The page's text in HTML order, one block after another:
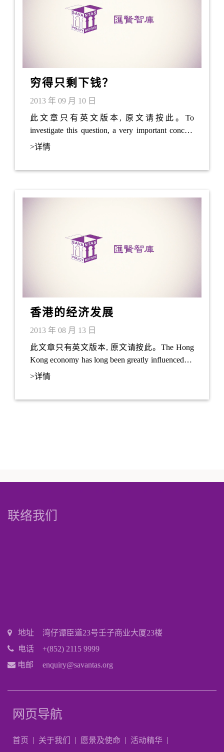
穷得只剩下钱？
2013 年 09 月 10 日
此文章只有英文版本, 原文请按此。To
investigate this question, a very important concept
has to be introduced: Money is a tradable good, of
>详情
香港的经济发展
2013 年 08 月 13 日
此文章只有英文版本, 原文请按此。The Hong
Kong economy has long been greatly influenced by
external factors .Hong Kong was a manufacturing
>详情
联络我们
地址
湾仔谭臣道23号壬子商业大厦23楼
电话
+(852) 2115 9999
电邮
enquiry@savantas.org
网页导航
首页 关于我们 愿景及使命 活动精华